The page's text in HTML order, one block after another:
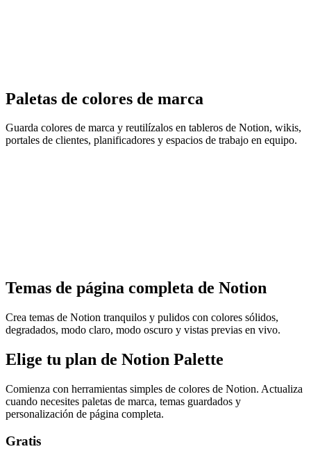
Paletas de colores de marca
Guarda colores de marca y reutilízalos en tableros de Notion, wikis,
portales de clientes, planificadores y espacios de trabajo en equipo.
Temas de página completa de Notion
Crea temas de Notion tranquilos y pulidos con colores sólidos,
degradados, modo claro, modo oscuro y vistas previas en vivo.
Elige tu plan de Notion Palette
Comienza con herramientas simples de colores de Notion. Actualiza
cuando necesites paletas de marca, temas guardados y
personalización de página completa.
Gratis